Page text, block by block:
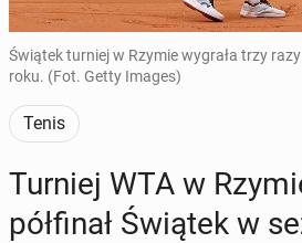
Świątek turniej w Rzymie wygrała trzy
roku. (Fot. Getty Images)
Tenis
Turniej WTA w
pół­fi­nał Świątek w